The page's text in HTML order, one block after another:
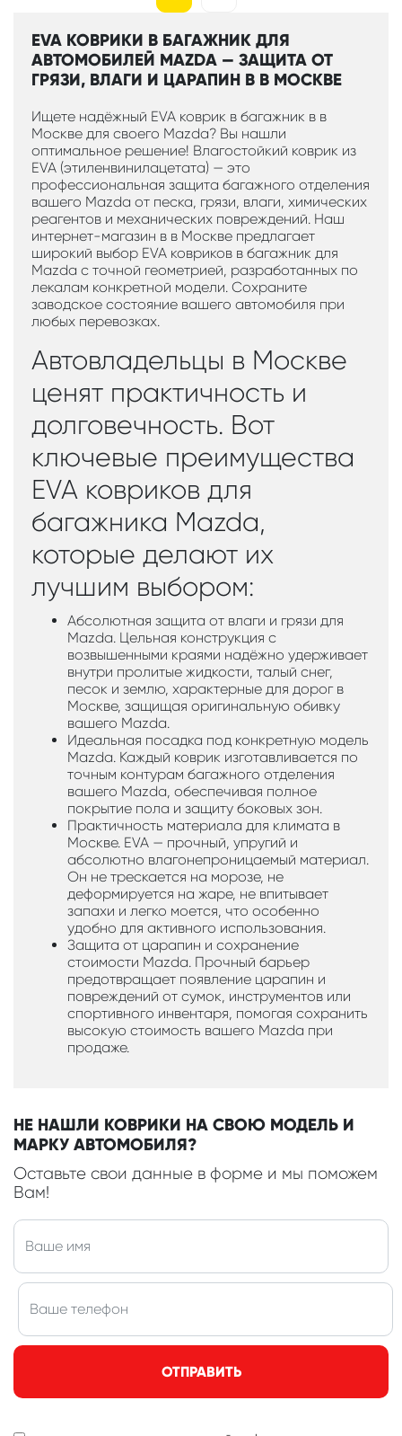
EVA КОВРИКИ В БАГАЖНИК ДЛЯ
АВТОМОБИЛЕЙ MAZDA — ЗАЩИТА ОТ
ГРЯЗИ, ВЛАГИ И ЦАРАПИН В В МОСКВЕ
Ищете надёжный EVA коврик в багажник в в
Москве для своего Mazda? Вы нашли
оптимальное решение! Влагостойкий коврик из
EVA (этиленвинилацетата) — это
профессиональная защита багажного отделения
вашего Mazda от песка, грязи, влаги, химических
реагентов и механических повреждений. Наш
интернет-магазин в в Москве предлагает
широкий выбор EVA ковриков в багажник для
Mazda с точной геометрией, разработанных по
лекалам конкретной модели. Сохраните
заводское состояние вашего автомобиля при
любых перевозках.
Автовладельцы в Москве
ценят практичность и
долговечность. Вот
ключевые преимущества
EVA ковриков для
багажника Mazda,
которые делают их
лучшим выбором:
Абсолютная защита от влаги и грязи для
Mazda. Цельная конструкция с
возвышенными краями надёжно удерживает
внутри пролитые жидкости, талый снег,
песок и землю, характерные для дорог в
Москве, защищая оригинальную обивку
вашего Mazda.
Идеальная посадка под конкретную модель
Mazda. Каждый коврик изготавливается по
точным контурам багажного отделения
вашего Mazda, обеспечивая полное
покрытие пола и защиту боковых зон.
Практичность материала для климата в
Москве. EVA — прочный, упругий и
абсолютно влагонепроницаемый материал.
Он не трескается на морозе, не
деформируется на жаре, не впитывает
запахи и легко моется, что особенно
удобно для активного использования.
Защита от царапин и сохранение
стоимости Mazda. Прочный барьер
предотвращает появление царапин и
повреждений от сумок, инструментов или
спортивного инвентаря, помогая сохранить
высокую стоимость вашего Mazda при
продаже.
НЕ НАШЛИ КОВРИКИ НА СВОЮ МОДЕЛЬ И
МАРКУ АВТОМОБИЛЯ?
Оставьте свои данные в форме и мы поможем
Вам!
ОТПРАВИТЬ